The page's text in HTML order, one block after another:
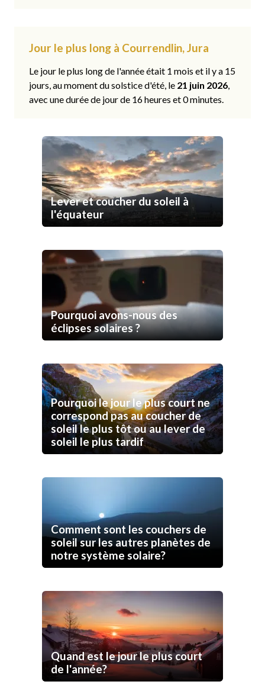
Jour le plus long à Courrendlin, Jura
Le jour le plus long de l'année était 1 mois et il y a 15
jours, au moment du solstice d'été, le 21 juin 2026,
avec une durée de jour de 16 heures et 0 minutes.
Lever et coucher du soleil à
l'équateur
Pourquoi avons-nous des
éclipses solaires ?
Pourquoi le jour le plus court ne
correspond pas au coucher de
soleil le plus tôt ou au lever de
soleil le plus tardif
Comment sont les couchers de
soleil sur les autres planètes de
notre système solaire?
Quand est le jour le plus court
de l'année?